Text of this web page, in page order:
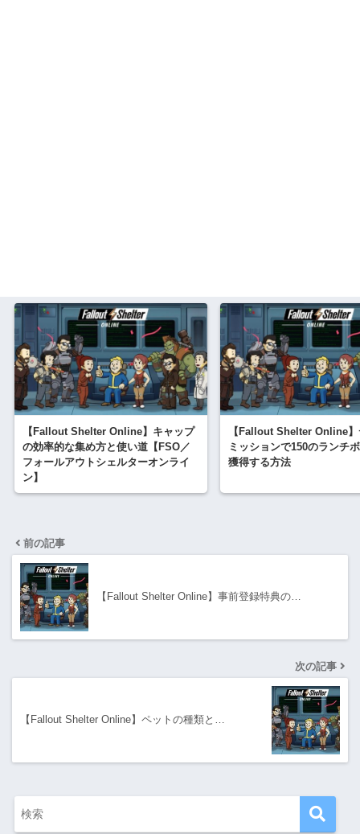
【Fallout Shelter Online】キャップ
の効率的な集め方と使い道【FSO／
フォールアウトシェルターオンライ
ン】
【Fallout Shelter Online
ミッションで150のランチ
獲得する方法
前の記事
【Fallout Shelter Online】事前登録特典の…
次の記事
【Fallout Shelter Online】ペットの種類と…